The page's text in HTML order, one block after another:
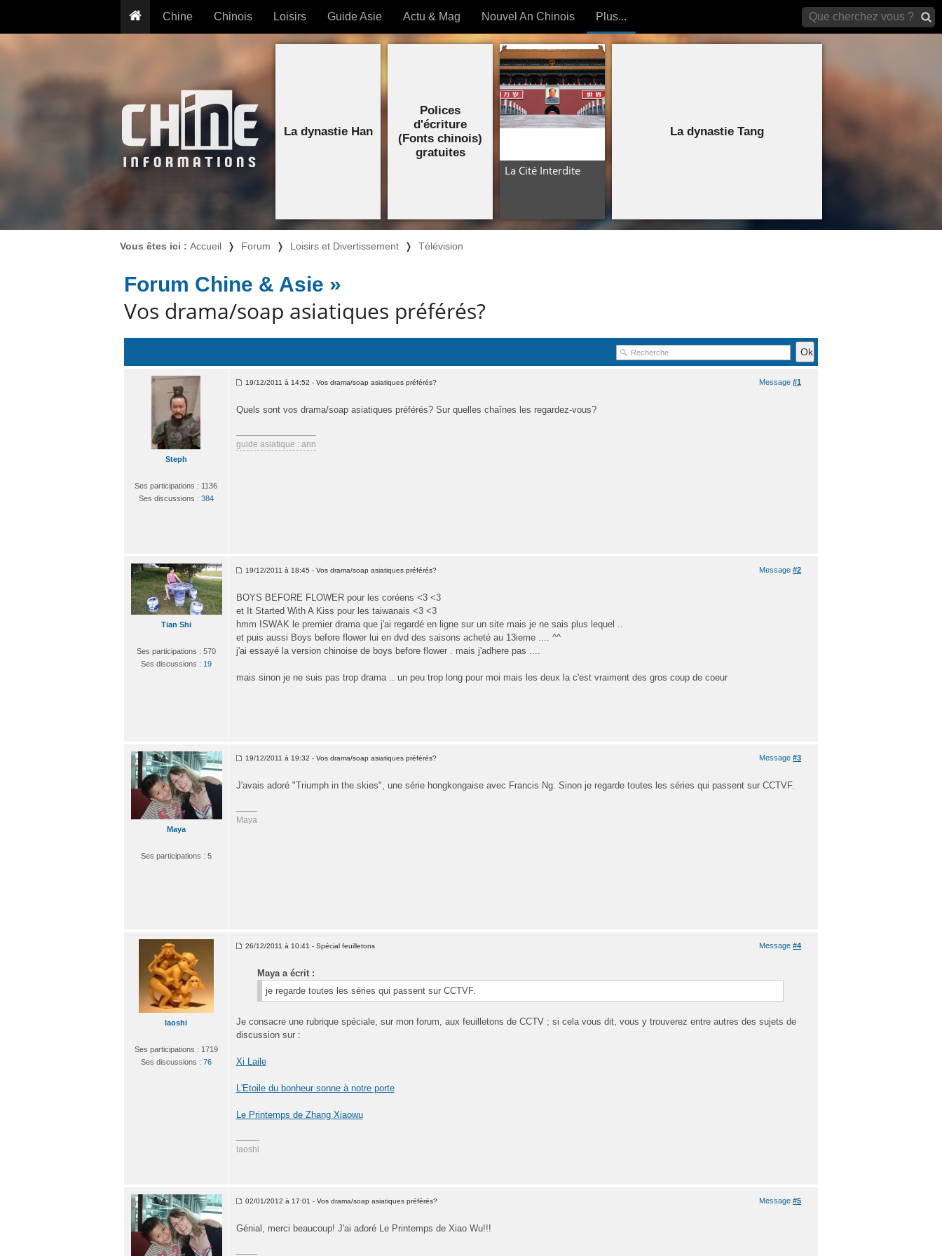
Chine
Conseils voyageurs
Plantes médicinales
Cuisine
Chinois
Grammaire
Traducteur
Exos & Flashcards
+50 Outils
Loisirs
Prénom
Guide Asie Actu & Mag
Magazine
Nouvel An Chinois Plus...
Forum (archives)
La dynastie Han
Polices
d'écriture
(Fonts chinois)
gratuites
La Cité Interdite
La dynastie Tang
Vous êtes ici : Accueil ❭ Forum ❭ Loisirs et Divertissement ❭ Télévision
Forum Chine & Asie »
Vos drama/soap asiatiques préférés?
Steph
Ses participations : 1136
Ses discussions : 384
Message#1
19/12/2011 à 14:52 - Vos drama/soap asiatiques préférés?
Quels sont vos drama/soap asiatiques préférés? Sur quelles chaînes les regardez-vous?
guide asiatique : ann
Tian Shi
Ses participations : 570
Ses discussions : 19
Message#2
19/12/2011 à 18:45 - Vos drama/soap asiatiques préférés?
BOYS BEFORE FLOWER pour les coréens <3 <3
et It Started With A Kiss pour les taiwanais <3 <3
hmm ISWAK le premier drama que j'ai regardé en ligne sur un site mais je ne sais plus lequel ..
et puis aussi Boys before flower lui en dvd des saisons acheté au 13ieme .... ^^
j'ai essayé la version chinoise de boys before flower . mais j'adhere pas ....
mais sinon je ne suis pas trop drama .. un peu trop long pour moi mais les deux la c'est vraiment des gros coup de coeur
Maya
Ses participations : 5
Message#3
19/12/2011 à 19:32 - Vos drama/soap asiatiques préférés?
J'avais adoré "Triumph in the skies", une série hongkongaise avec Francis Ng. Sinon je regarde toutes les séries qui passent sur CCTVF.
Maya
laoshi
Ses participations : 1719
Ses discussions : 76
Message#4
26/12/2011 à 10:41 - Spécial feuilletons
Maya a écrit :
je regarde toutes les séries qui passent sur CCTVF.
Je consacre une rubrique spéciale, sur mon forum, aux feuilletons de CCTV ; si cela vous dit, vous y trouverez entre autres des sujets de
discussion sur :
Xi Laile
L'Etoile du bonheur sonne à notre porte
Le Printemps de Zhang Xiaowu
laoshi
Message#5
02/01/2012 à 17:01 - Vos drama/soap asiatiques préférés?
Génial, merci beaucoup! J'ai adoré Le Printemps de Xiao Wu!!!